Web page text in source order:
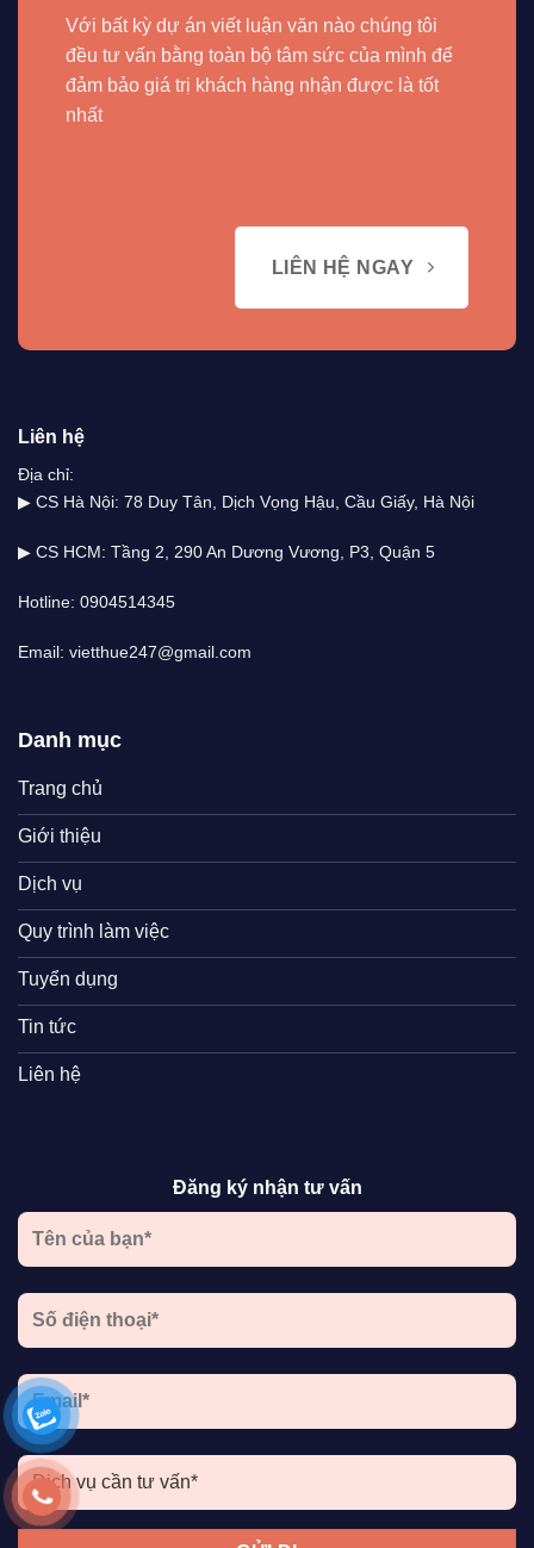
Với bất kỳ dự án viết luận văn nào chúng tôi
đều tư vấn bằng toàn bộ tâm sức của mình để
đảm bảo giá trị khách hàng nhận được là tốt
nhất
LIÊN HỆ NGAY
Liên hệ
Địa chỉ:
▶ CS Hà Nội: 78 Duy Tân, Dịch Vọng Hậu, Cầu Giấy, Hà Nội
▶ CS HCM: Tầng 2, 290 An Dương Vương, P3, Quận 5
Hotline: 0904514345
Email: vietthue247@gmail.com
Danh mục
Trang chủ
Giới thiệu
Dịch vụ
Quy trình làm việc
Tuyển dụng
Tin tức
Liên hệ
Đăng ký nhận tư vấn